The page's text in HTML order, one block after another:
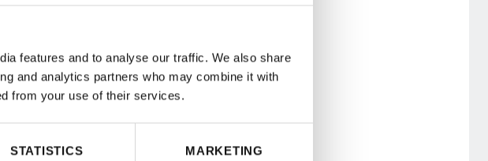
features and to analyse our traffic. We also share
and analytics partners who may combine it with
from your use of their services.
STATISTICS MARKETING